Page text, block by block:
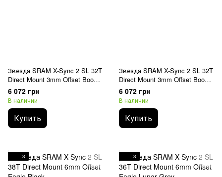
Звезда SRAM X-Sync 2 SL 32T
Direct Mount 3mm Offset Boost
Eagle Gold
6 072 грн
В наличии
Купить
Звезда SRAM X-Sync 2 SL 32T
Direct Mount 3mm Offset Boost
Eagle Black
6 072 грн
В наличии
Купить
3 3